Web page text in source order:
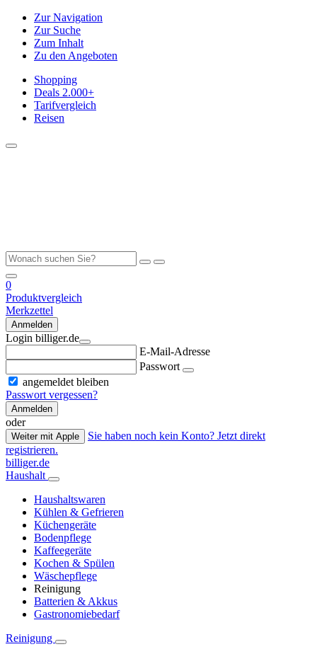
Zur Navigation
Zur Suche
Zum Inhalt
Zu den Angeboten
Shopping
Deals 2.000+
Tarifvergleich
Reisen
0
Produktvergleich
Merkzettel
Anmelden
Login billiger.de
E-Mail-Adresse
Passwort
angemeldet bleiben
Passwort vergessen?
Anmelden
oder
Weiter mit Apple
Sie haben noch kein Konto? Jetzt direkt
registrieren.
billiger.de
Haushalt
Haushaltswaren
Kühlen & Gefrieren
Küchengeräte
Bodenpflege
Kaffeegeräte
Kochen & Spülen
Wäschepflege
Reinigung
Batterien & Akkus
Gastronomiebedarf
Reinigung